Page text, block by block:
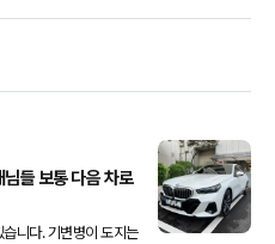
들 보통 다음 차로